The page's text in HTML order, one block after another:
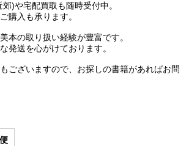
)や宅配買取も随時受付中。
購入も承ります。
本の取り扱い経験が豊富です。
発送を心がけております。
ございますので、お探しの書籍があればお問